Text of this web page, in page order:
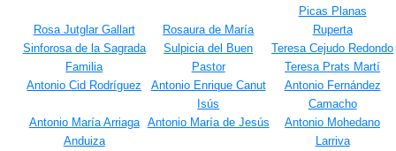
Picas Planas
Rosa Jutglar Gallart
Rosaura de María
Ruperta
Sinforosa de la Sagrada
Familia
Sulpicia del Buen
Pastor
Teresa Cejudo Redondo
Teresa Prats Martí
Antonio Cid Rodríguez
Antonio Enrique Canut
Isús
Antonio Fernández
Camacho
Antonio María Arriaga
Anduiza
Antonio María de Jesús
Antonio Mohedano
Larriva